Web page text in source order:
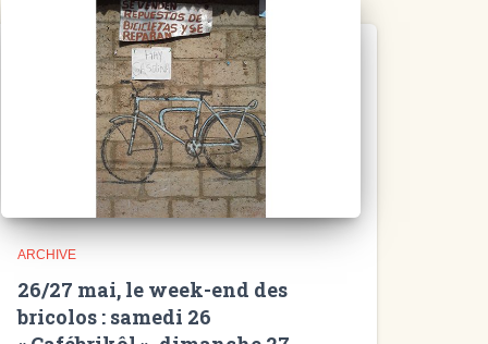
ARCHIVE
26/27 mai, le week-end des
bricolos : samedi 26